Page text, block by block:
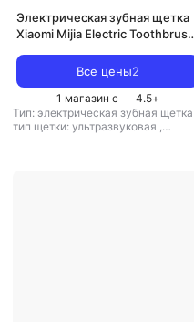
Электрическая зубная щетка
Xiaomi Mijia Electric Toothbrush
Все цены2
1 магазин с 4.5+
Тип: электрическая зубная щетка
тип щетки: ультразвуковая ,